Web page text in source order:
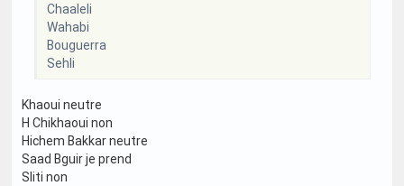
Chaaleli
Wahabi
Bouguerra
Sehli
Khaoui neutre
H Chikhaoui non
Hichem Bakkar neutre
Saad Bguir je prend
Sliti non